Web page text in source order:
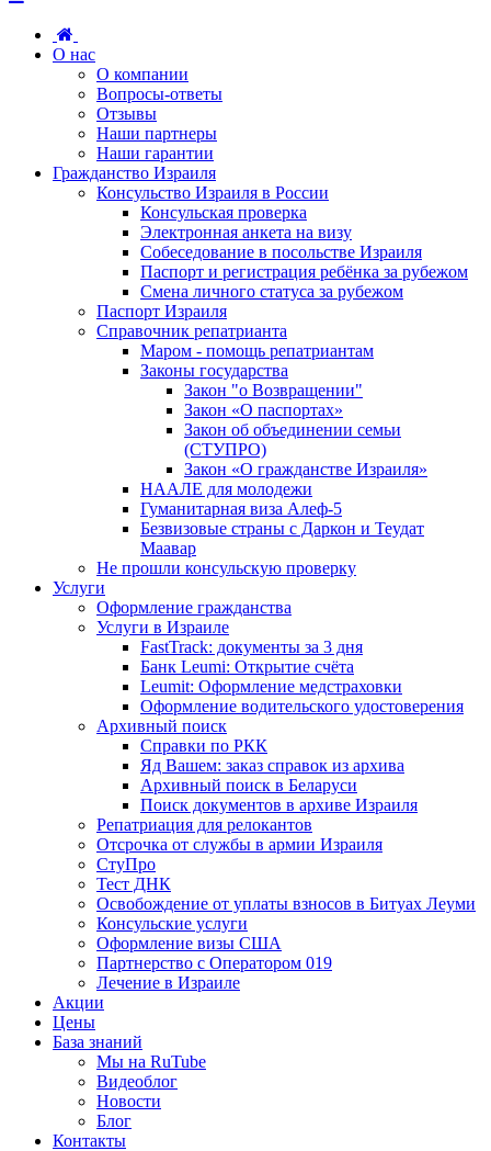
О нас
О компании
Вопросы-ответы
Отзывы
Наши партнеры
Наши гарантии
Гражданство Израиля
Консульство Израиля в России
Консульская проверка
Электронная анкета на визу
Собеседование в посольстве Израиля
Паспорт и регистрация ребёнка за рубежом
Смена личного статуса за рубежом
Паспорт Израиля
Справочник репатрианта
Маром - помощь репатриантам
Законы государства
Закон "о Возвращении"
Закон «О паспортах»
Закон об объединении семьи
(СТУПРО)
Закон «О гражданстве Израиля»
НААЛЕ для молодежи
Гуманитарная виза Алеф-5
Безвизовые страны с Даркон и Теудат
Маавар
Не прошли консульскую проверку
Услуги
Оформление гражданства
Услуги в Израиле
FastTrack: документы за 3 дня
Банк Leumi: Открытие счёта
Leumit: Оформление медстраховки
Оформление водительского удостоверения
Архивный поиск
Справки по РКК
Яд Вашем: заказ справок из архива
Архивный поиск в Беларуси
Поиск документов в архиве Израиля
Репатриация для релокантов
Отсрочка от службы в армии Израиля
СтуПро
Тест ДНК
Освобождение от уплаты взносов в Битуах Леуми
Консульские услуги
Оформление визы США
Партнерство с Оператором 019
Лечение в Израиле
Акции
Цены
База знаний
Мы на RuTube
Видеоблог
Новости
Блог
Контакты